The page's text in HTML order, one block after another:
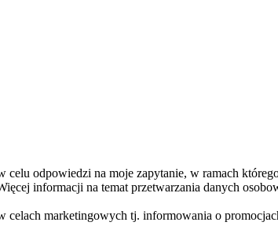
odpowiedzi na moje zapytanie, w ramach
informacji na temat przetwarzania danych
marketingowych tj. informowania o